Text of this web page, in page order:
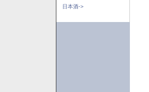
日本酒->